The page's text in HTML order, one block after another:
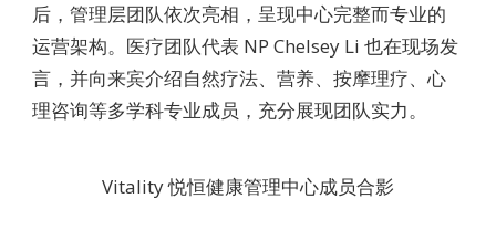
后，管理层团队依次亮相，呈现中心完整而专业的
运营架构。医疗团队代表 NP Chelsey Li 也在现场发
言，并向来宾介绍自然疗法、营养、按摩理疗、心
理咨询等多学科专业成员，充分展现团队实力。
Vitality 悦恒健康管理中心成员合影